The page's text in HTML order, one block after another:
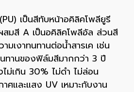
เป็นสีทับหน้าอคิลิคโพลียูรี
สมสี A เป็นอคิลิคโพลีอัล ส่วนสี
มเงาทนทานต่อน้ำสารเค เช่น
ทานของฟิล์มสีมากกว่า 3 ปี
ม่เกิน 30% ไม่ดำ ไม่ล่อน
ศและแสง UV เหมาะกับงาน